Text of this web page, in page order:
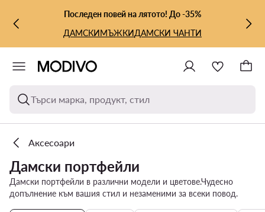
КЪМ ОСНОВНОТО СЪДЪРЖАНИЕ
КЪМ ТЪРСЕНЕПоследен повей на лятото! До -35%
ДАМСКИМЪЖКИДАМСКИ ЧАНТИ
Търси марка, продукт, стил
Аксесоари
Дамски портфейли
Дамски портфейли в различни модели и цветове.Чудесно
допълнение към вашия стил и незаменими за всеки повод.